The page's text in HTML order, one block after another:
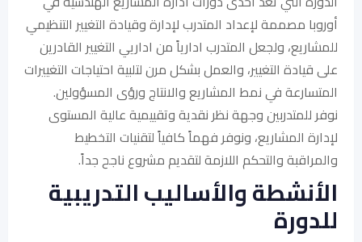
أوروبا مصممة لإعداد المتدرب لإدارة وقيادة التغيير التنظيمي
للمشاريع، ولجعل المتدرب ادارياً من اداريي التغيير القادرين
على قيادة التغيير، والعمل بشكل مرن لتلبية احتياجات التغييرات
المتسارعة في نمط المشاريع والانتاج ورؤى المسؤولين.
نوفر للمتدربين وجهة نظر نقدية وتقييمية عالية المستوى
لإدارة المشاريع، ونوفر فهماً كافياً لتقنيات التخطيط
والمراقبة والتحكم اللازمة لتقديم مشروع ناجح جداً.
الأنشطة والأساليب التدريبية
للدورة